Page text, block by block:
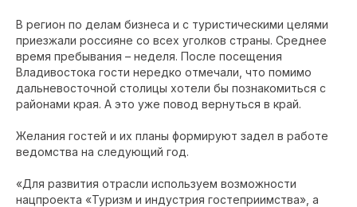
В регион по делам бизнеса и с туристическими целями
приезжали россияне со всех уголков страны. Среднее
время пребывания – неделя. После посещения
Владивостока гости нередко отмечали, что помимо
дальневосточной столицы хотели бы познакомиться с
районами края. А это уже повод вернуться в край.
Желания гостей и их планы формируют задел в работе
ведомства на следующий год.
«Для развития отрасли используем возможности
нацпроекта «Туризм и индустрия гостеприимства», а